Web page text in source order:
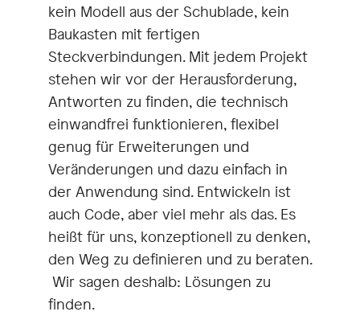
kein Modell aus der Schublade, kein
Baukasten mit fertigen
Steckverbindungen. Mit jedem Projekt
stehen wir vor der Herausforderung,
Antworten zu finden, die technisch
einwandfrei funktionieren, flexibel
genug für Erweiterungen und
Veränderungen und dazu einfach in
der Anwendung sind. Entwickeln ist
auch Code, aber viel mehr als das. Es
heißt für uns, konzeptionell zu denken,
den Weg zu definieren und zu beraten.
Wir sagen deshalb: Lösungen zu
finden.